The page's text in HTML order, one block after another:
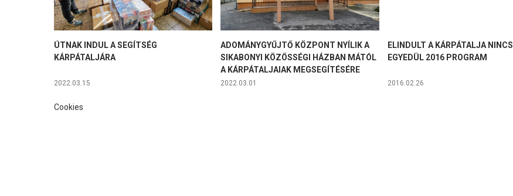
ÚTNAK INDUL A SEGÍTSÉG
KÁRPÁTALJÁRA
2022.03.15
ADOMÁNYGYŰJTŐ KÖZPONT NYÍLIK A
SIKABONYI KÖZÖSSÉGI HÁZBAN MÁTÓL
A KÁRPÁTALJAIAK MEGSEGÍTÉSÉRE
2022.03.01
ELINDULT A KÁRPÁTALJA NINCS
EGYEDÜL 2016 PROGRAM
2016.02.26
Cookies